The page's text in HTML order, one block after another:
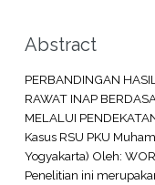
Abstract
PERBANDINGAN
RAWAT INAP
MELALUI
Kasus RSU PKU
Yogyakarta) Oleh:
Penelitian ini